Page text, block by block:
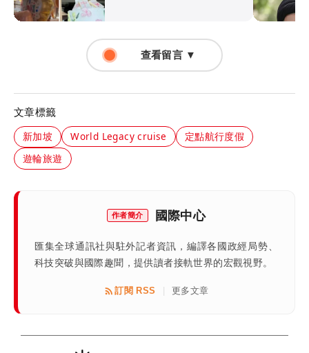
查看留言 ▼
文章標籤
新加坡 World Legacy cruise
定點航行度假
遊輪旅遊
作者簡介 國際中心
匯集全球通訊社與駐外記者資訊，編譯各國政經局勢、
科技突破與國際趣聞，提供讀者接軌世界的宏觀視野。
訂閱 RSS 更多文章